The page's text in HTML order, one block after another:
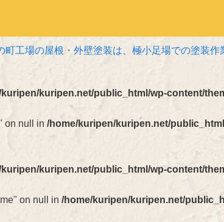
町工場の屋根・外壁塗装は、極小足場での塗装作
kuripen/kuripen.net/public_html/wp-content/
on null in/home/kuripen/kuripen.net/
kuripen/kuripen.net/public_html/wp-content/
on null in/home/kuripen/kuripen.net/